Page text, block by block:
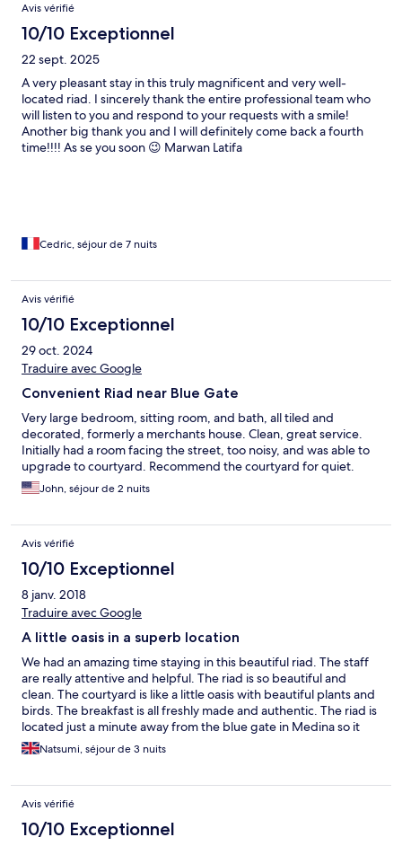
Avis vérifié
10/10 Exceptionnel
22 sept. 2025
A very pleasant stay in this truly magnificent and very well-
located riad. I sincerely thank the entire professional team who
will listen to you and respond to your requests with a smile!
Another big thank you and I will definitely come back a fourth
time!!!! As se you soon 😉 Marwan Latifa
Cedric, séjour de 7 nuits
Avis vérifié
10/10 Exceptionnel
29 oct. 2024
Traduire avec Google
Convenient Riad near Blue Gate
Very large bedroom, sitting room, and bath, all tiled and
decorated, formerly a merchants house. Clean, great service.
Initially had a room facing the street, too noisy, and was able to
upgrade to courtyard. Recommend the courtyard for quiet.
John, séjour de 2 nuits
Avis vérifié
10/10 Exceptionnel
8 janv. 2018
Traduire avec Google
A little oasis in a superb location
We had an amazing time staying in this beautiful riad. The staff
are really attentive and helpful. The riad is so beautiful and
clean. The courtyard is like a little oasis with beautiful plants and
birds. The breakfast is all freshly made and authentic. The riad is
located just a minute away from the blue gate in Medina so it
was great location for exploring around the medina. It's fully
gated so feels very safe and quite inside.
Natsumi, séjour de 3 nuits
Avis vérifié
10/10 Exceptionnel